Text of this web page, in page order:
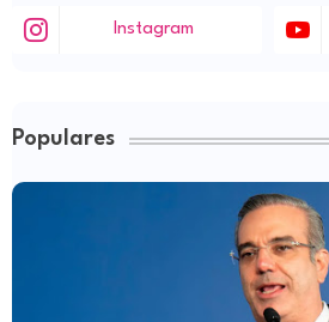
Instagram
Populares